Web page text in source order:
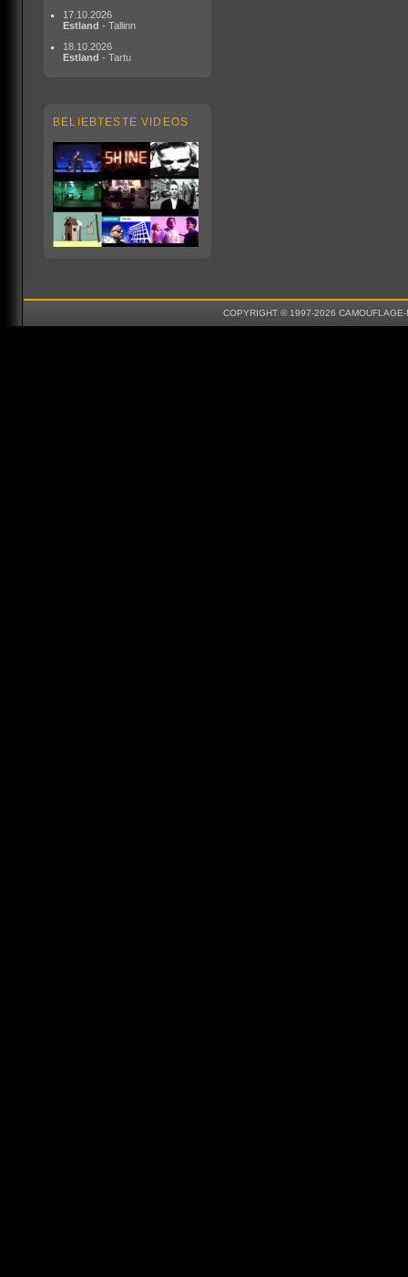
17.10.2026
Estland - Tallinn
18.10.2026
Estland - Tartu
BELIEBTESTE VIDEOS
COPYRIGHT © 1997-2026 CAMOUFLAGE-